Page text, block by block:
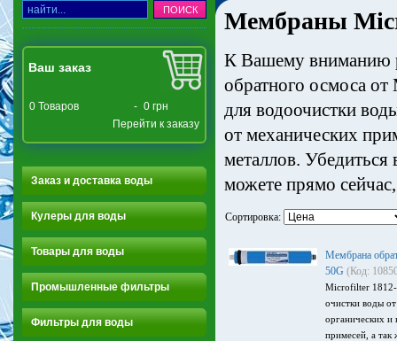
ТРУБЫ, ФИТИНГИ, КРАНЫ
Ваш заказ
0 Товаров - 0 грн
Перейти к заказу
Заказ и доставка воды
Кулеры для воды
Товары для воды
Промышленные фильтры
Фильтры для воды
Мембраны
К Вашему вниманию
обратного осмоса
для водоочистки
от механических
металлов. Убедиться
можете прямо
Сортировка:
Мембрана
50G (Код:
Microfilter 1812-
очистки воды
органических и
примесей, а так